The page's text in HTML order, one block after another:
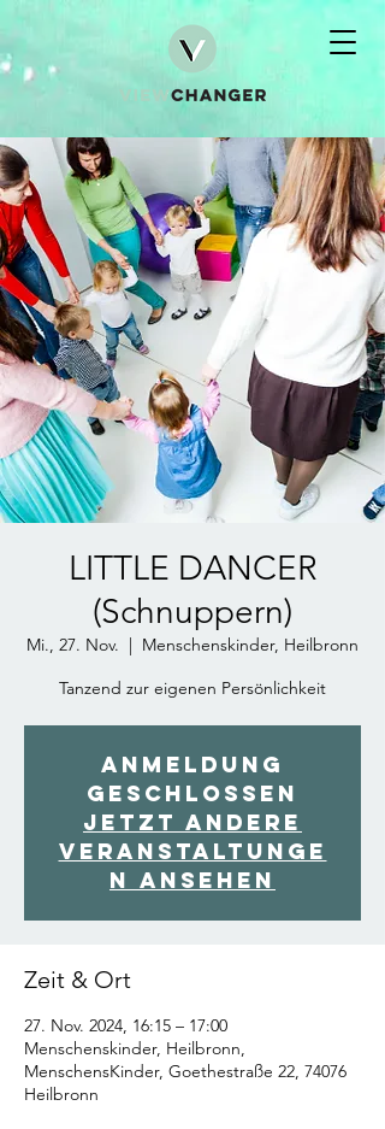
LITTLE DANCER
(Schnuppern)
Mi., 27. Nov.
  |
Menschenskinder, Heilbronn
Tanzend zur eigenen Persönlichkeit
Anmeldung
geschlossen
Jetzt andere
Veranstaltunge
n ansehen
Zeit & Ort
27. Nov. 2024, 16:15 – 17:00
Menschenskinder, Heilbronn,
MenschensKinder, Goethestraße 22, 74076
Heilbronn